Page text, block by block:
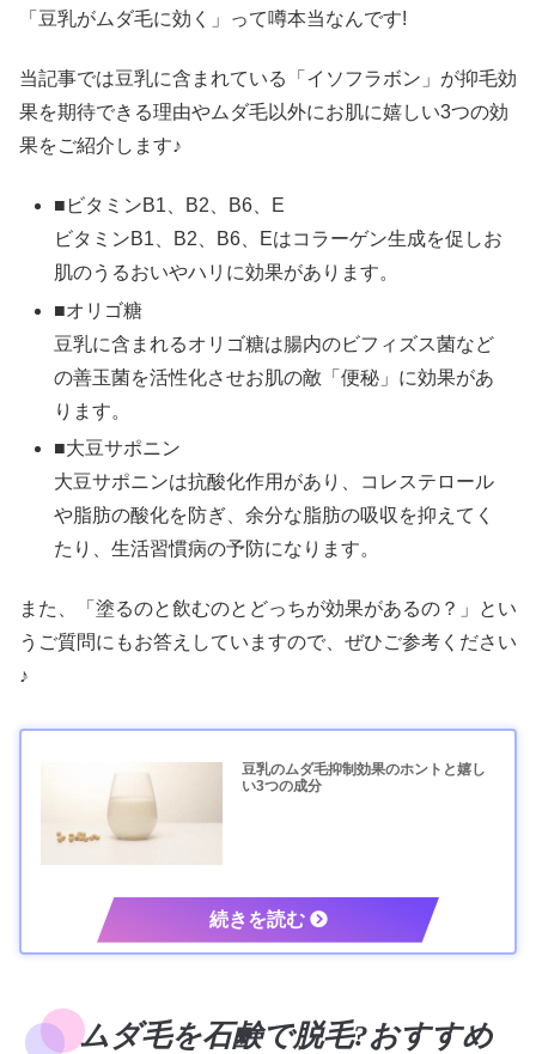
「豆乳がムダ毛に効く」って噂本当なんです!
当記事では豆乳に含まれている「イソフラボン」が抑毛効
果を期待できる理由やムダ毛以外にお肌に嬉しい3つの効
果をご紹介します♪
■ビタミンB1、B2、B6、E
ビタミンB1、B2、B6、Eはコラーゲン生成を促しお
肌のうるおいやハリに効果があります。
■オリゴ糖
豆乳に含まれるオリゴ糖は腸内のビフィズス菌など
の善玉菌を活性化させお肌の敵「便秘」に効果があ
ります。
■大豆サポニン
大豆サポニンは抗酸化作用があり、コレステロール
や脂肪の酸化を防ぎ、余分な脂肪の吸収を抑えてく
たり、生活習慣病の予防になります。
また、「塗るのと飲むのとどっちが効果があるの？」とい
うご質問にもお答えしていますので、ぜひご参考ください
♪
豆乳のムダ毛抑制効果のホントと嬉し
い3つの成分
ムダ毛を石鹸で脱毛?おすすめ